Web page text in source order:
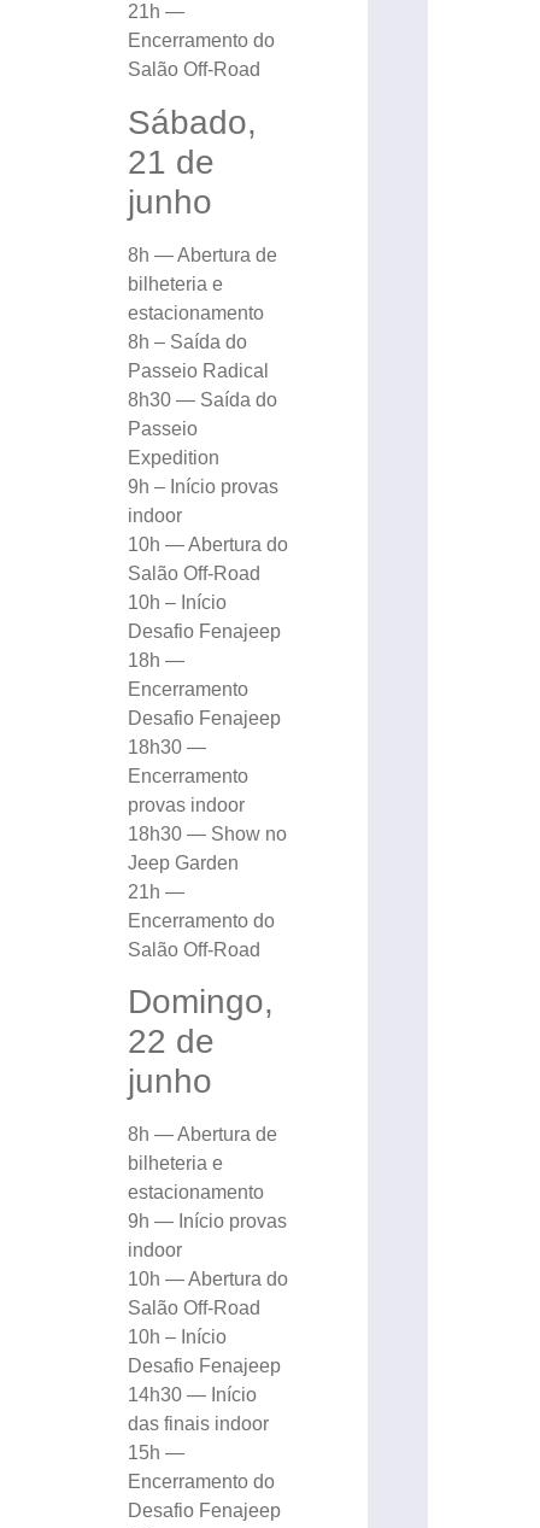
21h —
Encerramento do
Salão Off-Road
Sábado,
21 de
junho
8h — Abertura de
bilheteria e
estacionamento
8h – Saída do
Passeio Radical
8h30 — Saída do
Passeio
Expedition
9h – Início provas
indoor
10h — Abertura do
Salão Off-Road
10h – Início
Desafio Fenajeep
18h —
Encerramento
Desafio Fenajeep
18h30 —
Encerramento
provas indoor
18h30 — Show no
Jeep Garden
21h —
Encerramento do
Salão Off-Road
Domingo,
22 de
junho
8h — Abertura de
bilheteria e
estacionamento
9h — Início provas
indoor
10h — Abertura do
Salão Off-Road
10h – Início
Desafio Fenajeep
14h30 — Início
das finais indoor
15h —
Encerramento do
Desafio Fenajeep